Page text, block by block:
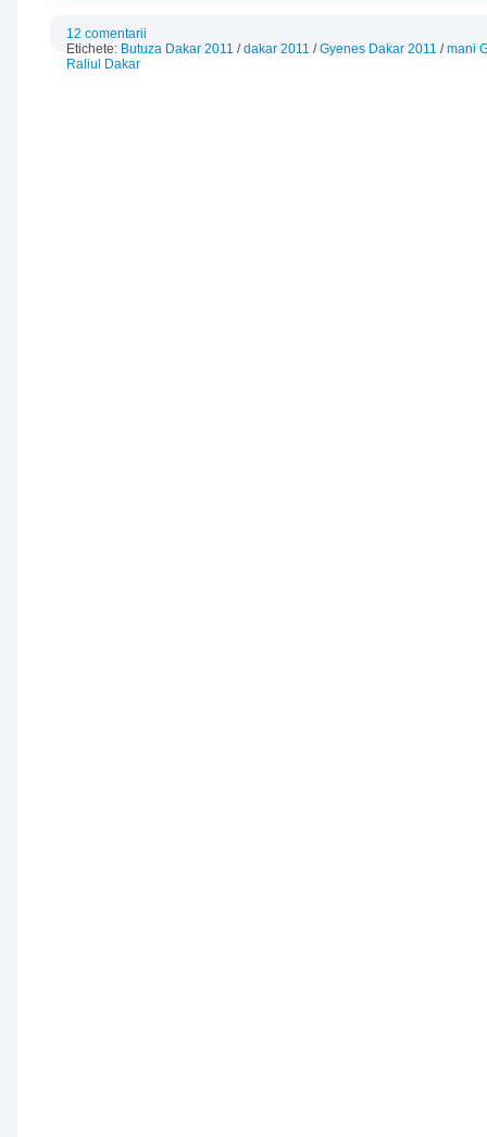
12 comentarii
Etichete: Butuza Dakar 2011 /dakar 2011 /Gyenes Dakar 2011 /mani
Raliul Dakar